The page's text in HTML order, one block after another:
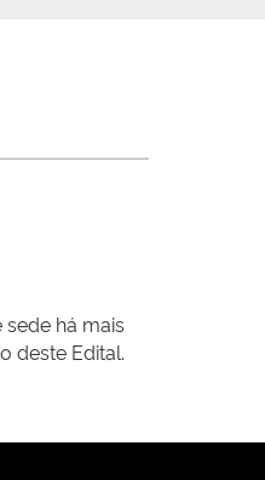
há mais
deste Edital.